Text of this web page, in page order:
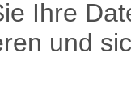
Ihre
und